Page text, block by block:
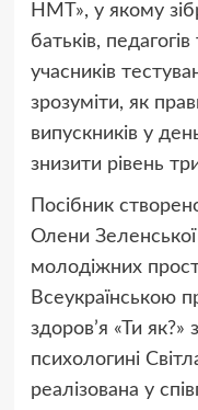
НМТ», у якому
батьків,
учасників
зрозуміти, як
випускників у
знизити рівень
Посібник
Олени
молодіжних
Всеукраїнською
здоров’я «Ти як?»
психологині
реалізована у